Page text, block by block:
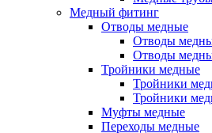
Медный фитинг
Отводы медные
Отводы
Отводы
Тройники медные
Тройники
Тройники
Муфты медные
Переходы медные